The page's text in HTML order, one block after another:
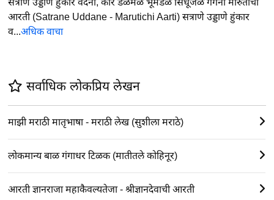
आरती (Satrane Uddane - Marutichi Aarti) सत्राणे उड्डाणे हुंकार
व...अधिक वाचा
सर्वाधिक लोकप्रिय लेखन
माझी मराठी मातृभाषा - मराठी लेख (सुशीला मराठे)
लोकमान्य बाळ गंगाधर टिळक (मातीतले कोहिनूर)
आरती ज्ञानराजा महाकैवल्यतेजा - श्रीज्ञानदेवाची आरती